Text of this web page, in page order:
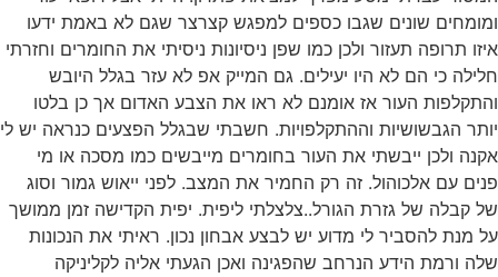
ומומחים שונים שגבו כספים למפגש קצרצר שגם לא באמת ידעו
איזו תרופה תעזור ולכן כמו שפן ניסיונות ניסיתי את החומרים וחזרתי
חלילה כי הם לא היו יעילים. גם המייק אפ לא עזר בגלל היובש
והתקלפות העור אז אומנם לא ראו את הצבע האדום אך כן בלטו
יותר הגבשושיות וההתקלפויות. חשבתי שבגלל הפצעים כנראה יש לי
אקנה ולכן ייבשתי את העור בחומרים מייבשים כמו מסכה או מי
פנים עם אלכוהול. זה רק החמיר את המצב. לפני ייאוש גמור וסוג
של קבלה של גזרת הגורל..צלצלתי ליפית. יפית הקדישה זמן ממושך
על מנת להסביר לי מדוע יש לבצע אבחון נכון. ראיתי את הנכונות
שלה ורמת הידע הנרחב שהפגינה ואכן הגעתי אליה לקליניקה